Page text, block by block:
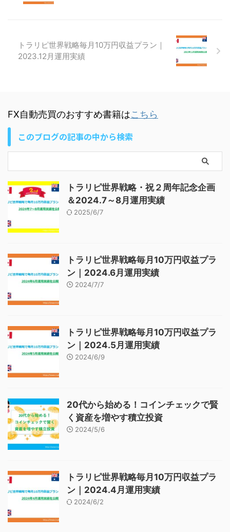
トラリピ世界戦略毎月10万円収益プラン｜
2023.12月運用実績
FX自動売買のおすすめ書籍はこちら
このブログの記事の中から検索
トラリピ世界戦略・祝２周年記念企画
＆2024.7～8月運用実績
2025/6/7
トラリピ世界戦略毎月10万円収益プラ
ン｜2024.6月運用実績
2024/7/7
トラリピ世界戦略毎月10万円収益プラ
ン｜2024.5月運用実績
2024/6/9
20代から始める！コインチェックで賢
く資産を増やす積立投資
2024/5/6
トラリピ世界戦略毎月10万円収益プラ
ン｜2024.4月運用実績
2024/6/2